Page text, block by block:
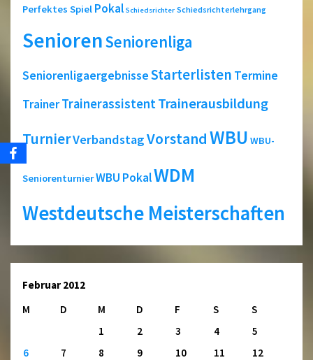
Perfektes Spiel Pokal Schiedsrichter Schiedsrichterlehrgang
SeniorenSeniorenliga
SeniorenligaergebnisseStarterlisten Termine
TrainerTrainerassistentTrainerausbildung
TurnierVerbandstagVorstandWBU WBU-
SeniorenturnierWBU PokalWDM
Westdeutsche Meisterschaften
Februar 2012
M
D M D F S
S
1
2 3 4
5
6
7 8 9 10 11
12